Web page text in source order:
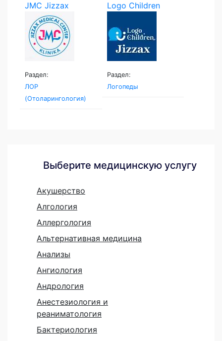
JMC Jizzax
Medical...
Раздел:
ЛОР
(Отоларингология)
Logo Children
Раздел:
Логопеды
Выберите медицинскую услугу
Акушерство
Алгология
Аллергология
Альтернативная медицина
Анализы
Ангиология
Андрология
Анестезиология и
реаниматология
Бактериология